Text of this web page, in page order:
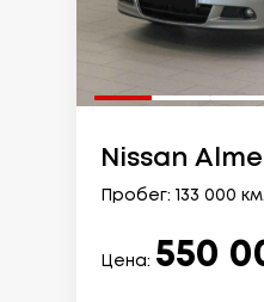
Nissan
Пробег: 133 000 км.
Цена: 550